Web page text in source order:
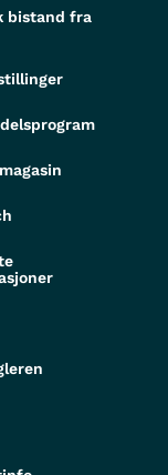
bistand fra